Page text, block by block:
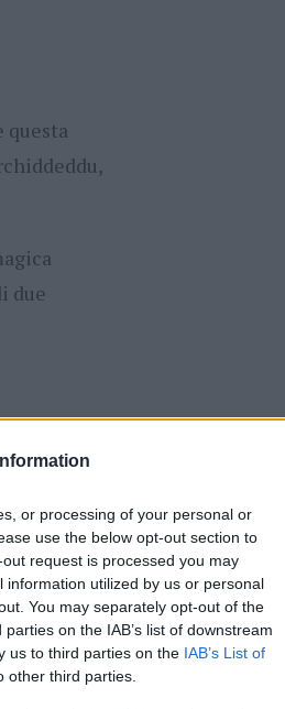
or processing of your personal or
use the below opt-out section to
request is processed you may
utilized by us or personal
You may separately opt-out of the
on the IAB’s list of downstream
us to third parties on the IAB’s List of
other third parties.
questa
due
cultura.